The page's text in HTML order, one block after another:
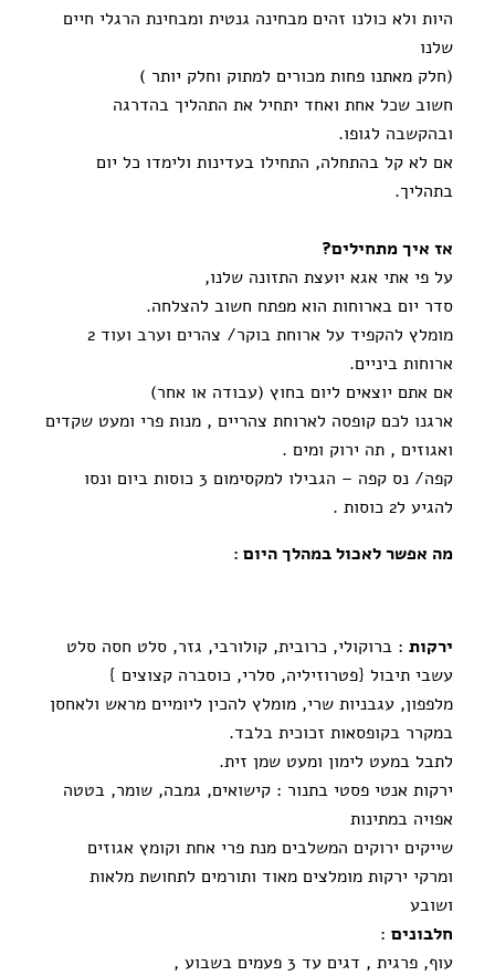
היות ולא כולנו זהים מבחינה גנטית ומבחינת הרגלי חיים
שלנו
(חלק מאתנו פחות מכורים למתוק וחלק יותר )
חשוב שכל אחת ואחד יתחיל את התהליך בהדרגה
ובהקשבה לגופו.
אם לא קל בהתחלה, התחילו בעדינות ולימדו כל יום
בתהליך.
אז איך מתחילים?
על פי אתי אגא יועצת התזונה שלנו,
סדר יום בארוחות הוא מפתח חשוב להצלחה.
מומלץ להקפיד על ארוחת בוקר/ צהרים וערב ועוד 2
ארוחות ביניים.
אם אתם יוצאים ליום בחוץ (עבודה או אחר)
ארגנו לכם קופסה לארוחת צהריים , מנות פרי ומעט שקדים
ואגוזים , תה ירוק ומים .
קפה/ נס קפה – הגבילו למקסימום 3 כוסות ביום ונסו
להגיע ל2 כוסות .
מה אפשר לאכול במהלך היום :
ירקות : ברוקולי, כרובית, קולורבי, גזר, סלט חסה סלט
עשבי תיבול {פטרוזיליה, סלרי, כוסברה קצוצים }
מלפפון, עגבניות שרי, מומלץ להכין ליומיים מראש ולאחסן
במקרר בקופסאות זכוכית בלבד.
לתבל במעט לימון ומעט שמן זית.
ירקות אנטי פסטי בתנור : קישואים, גמבה, שומר, בטטה
אפויה במתינות
שייקים ירוקים המשלבים מנת פרי אחת וקומץ אגוזים
ומרקי ירקות מומלצים מאוד ותורמים לתחושת מלאות
ושובע
חלבונים :
עוף, פרגית , דגים עד 3 פעמים בשבוע ,